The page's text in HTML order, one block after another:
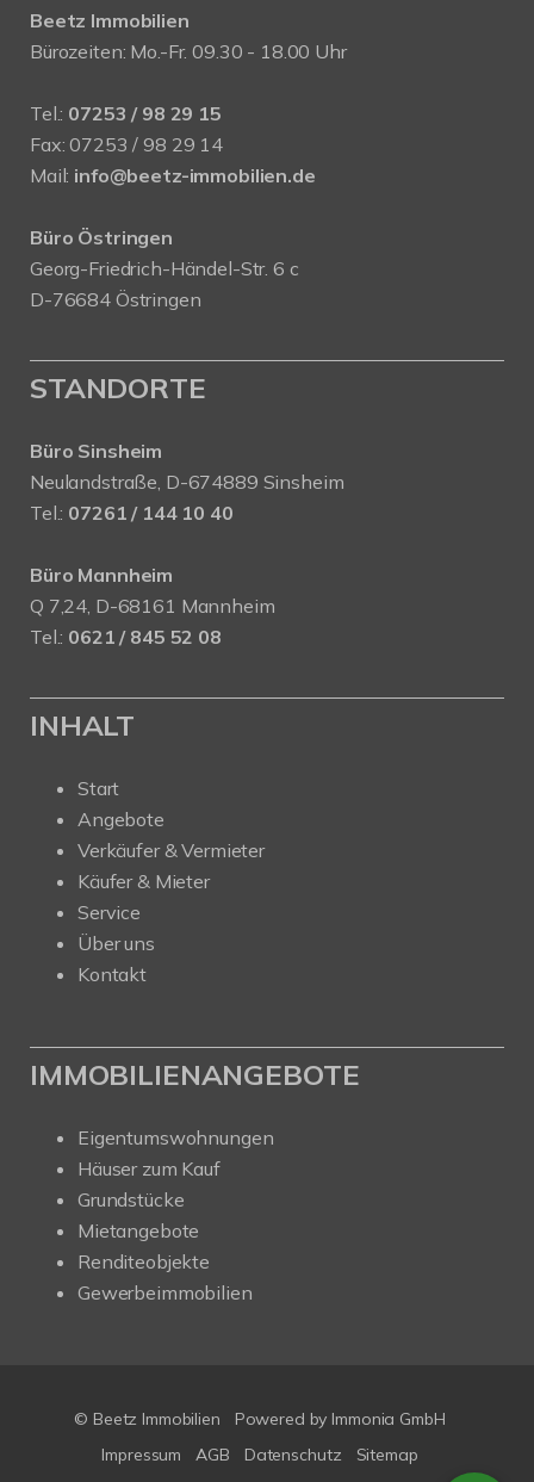
Beetz Immobilien
Bürozeiten: Mo.-Fr. 09.30 - 18.00 Uhr
Tel.: 07253 / 98 29 15
Fax: 07253 / 98 29 14
Mail: info@beetz-immobilien.de
Büro Östringen
Georg-Friedrich-Händel-Str. 6 c
D-76684 Östringen
STANDORTE
Büro Sinsheim
Neulandstraße, D-674889 Sinsheim
Tel.: 07261 / 144 10 40
Büro Mannheim
Q 7,24, D-68161 Mannheim
Tel.: 0621 / 845 52 08
INHALT
Start
Angebote
Verkäufer & Vermieter
Käufer & Mieter
Service
Über uns
Kontakt
IMMOBILIENANGEBOTE
Eigentumswohnungen
Häuser zum Kauf
Grundstücke
Mietangebote
Renditeobjekte
Gewerbeimmobilien
© Beetz Immobilien Powered by Immonia GmbH
Impressum
AGB Datenschutz Sitemap